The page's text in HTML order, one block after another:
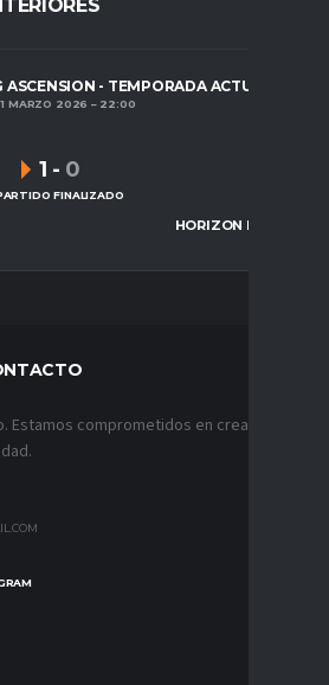
ASCENSION - TEMPORADA ACTUAL
MARZO 2026 22:00
1 - 0
FINALIZADO
Estamos comprometidos en crear ligas